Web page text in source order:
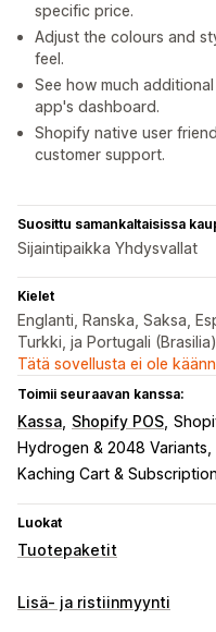
specific price.
Adjust the colours and
feel.
See how much
app's dashboard.
Shopify native user
customer support.
Suosittu samankaltaisissa
Sijaintipaikka Yhdysvallat
Kielet
Englanti, Ranska, Saksa,
Turkki, ja Portugali (Brasilia)
Tätä sovellusta ei ole
Toimii seuraavan kanssa:
Kassa Shopify POS
Hydrogen & 2048 Variants
Kaching Cart &
Luokat
Tuotepaketit
Tuotepakettityypit
Lisä- ja ristiinmyynti